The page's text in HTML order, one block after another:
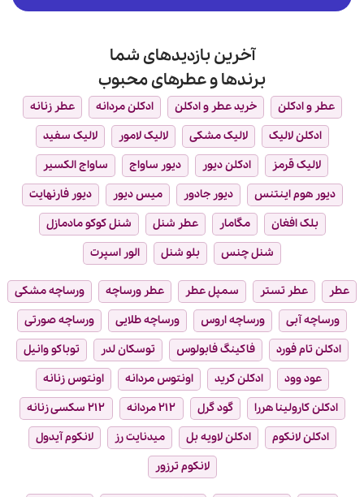
آخرین بازدیدهای شما
برندها و عطرهای محبوب
عطر و ادکلن خرید عطر و ادکلن ادکلن مردانه
عطر زنانه
ادکلن لالیک
لالیک مشکی لالیک لامور
لالیک سفید
لالیک قرمز
ادکلن دیور دیور ساواج
ساواج الکسیر
دیور هوم اینتنس
دیور جادور میس دیور
دیور فارنهایت
بلک افغان
مگامار عطر شنل
شنل کوکو مادمازل
شنل چنس
بلو شنل الور اسپرت
عطر عطر تستر سمپل عطر عطر ورساچه
ورساچه مشکی
ورساچه آبی
ورساچه اروس ورساچه طلایی
ورساچه صورتی
ادکلن تام فورد
فاکینگ فابولوس توسکان لدر
توباکو وانیل
عود وود
ادکلن کرید اونتوس مردانه
اونتوس زنانه
ادکلن کارولینا هررا
گود گرل ۲۱۲ مردانه
۲۱۲ سکسی زنانه
ادکلن لانکوم
ادکلن لاویه بل میدنایت رز
لانکوم آیدول
لانکوم ترزور